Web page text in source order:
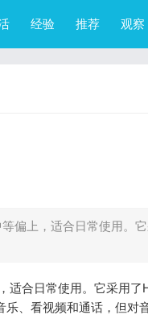
经验 推荐 观察
偏上，适合日常使用。
适合日常使用。它采用
、看视频和通话，但对